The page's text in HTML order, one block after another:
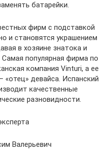
батарейки.
фирм с подставкой
и становятся украшением
в хозяине знатока и
популярная фирма по
компания Vinturi, а ее
«отец» девайса. Испанский
качественные
разновидности.
Валерьевич